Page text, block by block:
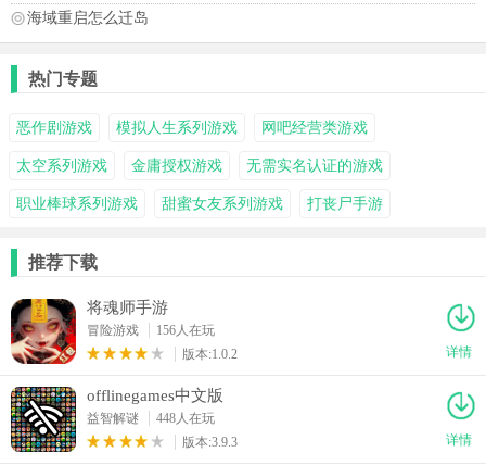
海域重启怎么迁岛
热门专题
恶作剧游戏 模拟人生系列游戏 网吧经营类游戏
太空系列游戏 金庸授权游戏 无需实名认证的游戏
职业棒球系列游戏 甜蜜女友系列游戏 打丧尸手游
推荐下载
将魂师手游
冒险游戏
156人在玩
版本:1.0.2
详情
offlinegames中文版
益智解谜
448人在玩
版本:3.9.3
详情